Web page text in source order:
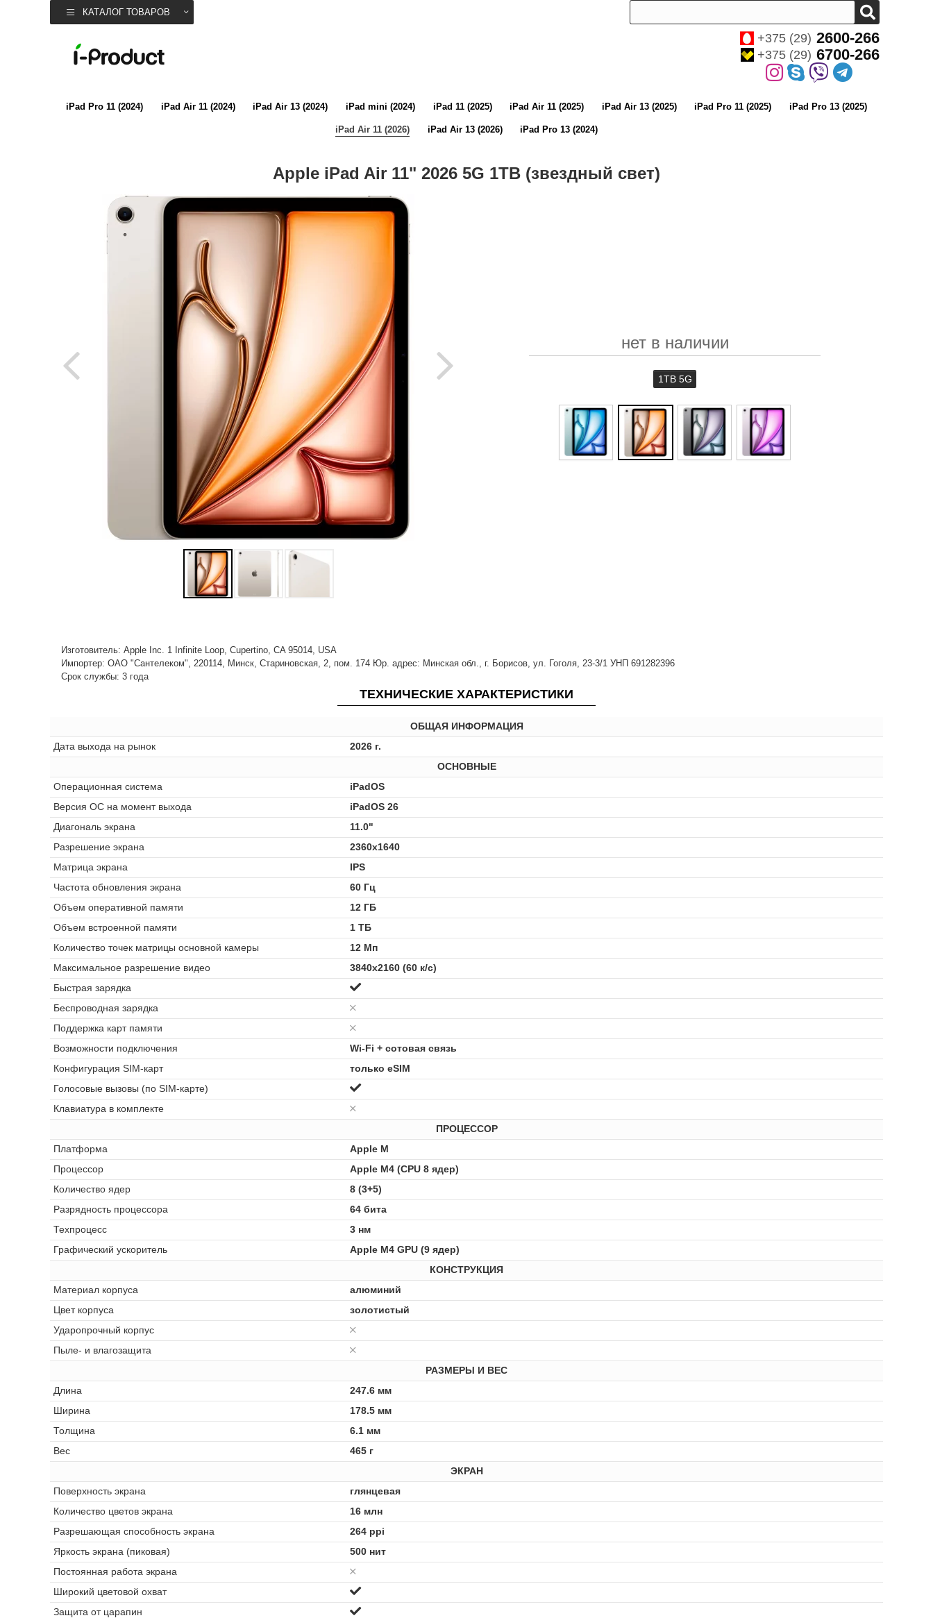
КАТАЛОГ ТОВАРОВ
+375 (29) 2600-266
+375 (29) 6700-266
iPad Pro 11 (2024) iPad Air 11 (2024) iPad Air 13 (2024) iPad mini (2024) iPad 11 (2025) iPad Air 11 (2025) iPad Air 13 (2025) iPad Pro 11 (2025) iPad Pro 13 (2025)
iPad Air 11 (2026) iPad Air 13 (2026) iPad Pro 13 (2024)
Apple iPad Air 11" 2026 5G 1TB (звездный свет)
нет в наличии
1TB 5G
Изготовитель: Apple Inc. 1 Infinite Loop, Cupertino, CA 95014, USA
Импортер: ОАО "Сантелеком", 220114, Минск, Стариновская, 2, пом. 174 Юр. адрес: Минская обл., г. Борисов, ул. Гоголя, 23-3/1 УНП 691282396
Срок службы: 3 года
ТЕХНИЧЕСКИЕ ХАРАКТЕРИСТИКИ
ОБЩАЯ ИНФОРМАЦИЯ
Дата выхода на рынок
2026 г.
ОСНОВНЫЕ
Операционная система
iPadOS
Версия ОС на момент выхода
iPadOS 26
Диагональ экрана
11.0"
Разрешение экрана
2360x1640
Матрица экрана
IPS
Частота обновления экрана
60 Гц
Объем оперативной памяти
12 ГБ
Объем встроенной памяти
1 ТБ
Количество точек матрицы основной камеры
12 Мп
Максимальное разрешение видео
3840x2160 (60 к/с)
Быстрая зарядка
Беспроводная зарядка
Поддержка карт памяти
Возможности подключения
Wi-Fi + сотовая связь
Конфигурация SIM-карт
только eSIM
Голосовые вызовы (по SIM-карте)
Клавиатура в комплекте
ПРОЦЕССОР
Платформа
Apple M
Процессор
Apple M4 (CPU 8 ядер)
Количество ядер
8 (3+5)
Разрядность процессора
64 бита
Техпроцесс
3 нм
Графический ускоритель
Apple M4 GPU (9 ядер)
КОНСТРУКЦИЯ
Материал корпуса
алюминий
Цвет корпуса
золотистый
Ударопрочный корпус
Пыле- и влагозащита
РАЗМЕРЫ И ВЕС
Длина
247.6 мм
Ширина
178.5 мм
Толщина
6.1 мм
Вес
465 г
ЭКРАН
Поверхность экрана
глянцевая
Количество цветов экрана
16 млн
Разрешающая способность экрана
264 ppi
Яркость экрана (пиковая)
500 нит
Постоянная работа экрана
Широкий цветовой охват
Защита от царапин